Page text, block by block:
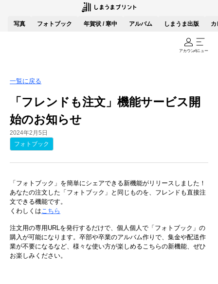
写真 フォトブック 年賀状 / 寒中 アルバム しまうま出版 カ
アカウントメニュー
一覧に戻る
「フレンドも注文」機能サービス開
始のお知らせ
2024年2月5日
フォトブック
「フォトブック」を簡単にシェアできる新機能がリリースしました！
あなたの注文した「フォトブック」と同じものを、フレンドも直接注
文できる機能です。
くわしくはこちら
注文用の専用URLを発行するだけで、個人個人で「フォトブック」の
購入が可能になります。卒部や卒業のアルバム作りで、集金や配送作
業が不要になるなど、様々な使い方が楽しめるこちらの新機能、ぜひ
お楽しみください。